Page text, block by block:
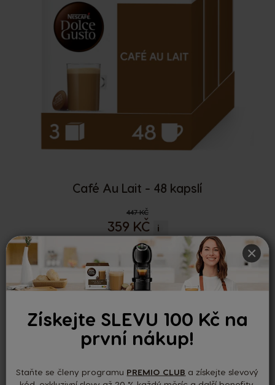
Café Au Lait - 48 kapslí
Regular Price
447 KČ
359 KČ i
1 ks za 119,7 Kč
DETAIL PRODUKTU
×
Získejte SLEVU 100 Kč na
první nákup!
Staňte se členy programu PREMIO CLUB a získejte slevový